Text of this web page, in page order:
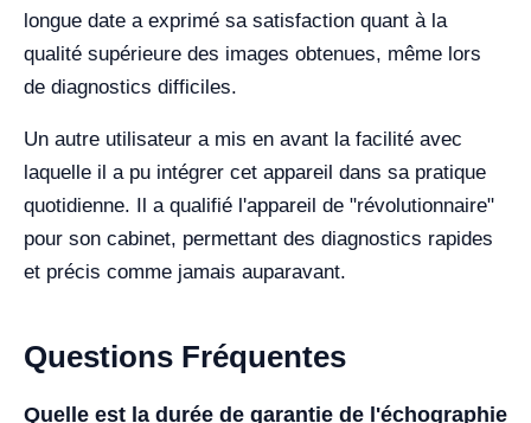
longue date a exprimé sa satisfaction quant à la
qualité supérieure des images obtenues, même lors
de diagnostics difficiles.
Un autre utilisateur a mis en avant la facilité avec
laquelle il a pu intégrer cet appareil dans sa pratique
quotidienne. Il a qualifié l'appareil de "révolutionnaire"
pour son cabinet, permettant des diagnostics rapides
et précis comme jamais auparavant.
Questions Fréquentes
Quelle est la durée de garantie de l'échographie